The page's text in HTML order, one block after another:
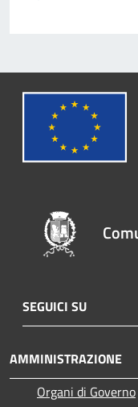
SEGUICI SU
AMMINISTRAZIONE
Organi di Governo